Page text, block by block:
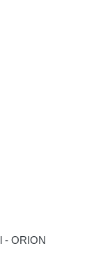
- ORION